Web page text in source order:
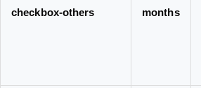
checkbox-others
months